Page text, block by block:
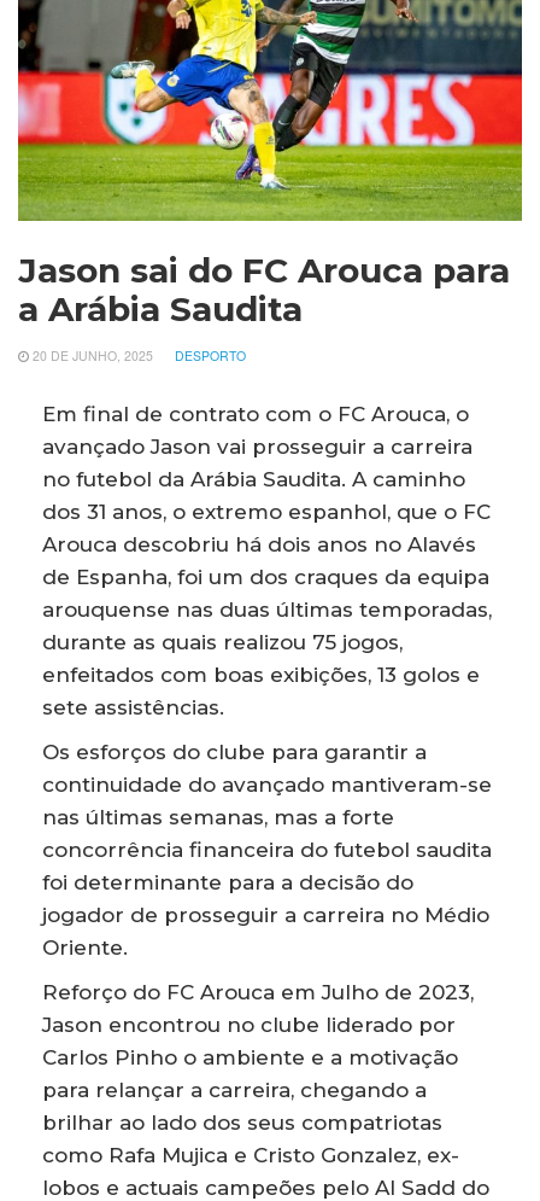
Jason sai do FC Arouca para
a Arábia Saudita
20 DE JUNHO, 2025 DESPORTO
Em final de contrato com o FC Arouca, o
avançado Jason vai prosseguir a carreira
no futebol da Arábia Saudita. A caminho
dos 31 anos, o extremo espanhol, que o FC
Arouca descobriu há dois anos no Alavés
de Espanha, foi um dos craques da equipa
arouquense nas duas últimas temporadas,
durante as quais realizou 75 jogos,
enfeitados com boas exibições, 13 golos e
sete assistências.
Os esforços do clube para garantir a
continuidade do avançado mantiveram-se
nas últimas semanas, mas a forte
concorrência financeira do futebol saudita
foi determinante para a decisão do
jogador de prosseguir a carreira no Médio
Oriente.
Reforço do FC Arouca em Julho de 2023,
Jason encontrou no clube liderado por
Carlos Pinho o ambiente e a motivação
para relançar a carreira, chegando a
brilhar ao lado dos seus compatriotas
como Rafa Mujica e Cristo Gonzalez, ex-
lobos e actuais campeões pelo Al Sadd do